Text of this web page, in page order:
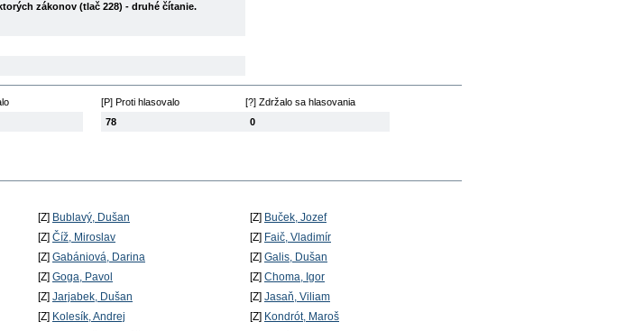
zákonov (tlač 228) - druhé čítanie.
[P] Proti hlasovalo
78
[?] Zdržalo sa hlasovania
0
[Z] Bublavý, Dušan [Z] Buček, Jozef
[Z] Číž, Miroslav [Z] Faič, Vladimír
[Z] Gabániová, Darina [Z] Galis, Dušan
[Z] Goga, Pavol [Z] Choma, Igor
[Z] Jarjabek, Dušan [Z] Jasaň, Viliam
[Z] Kolesík, Andrej [Z] Kondrót, Maroš